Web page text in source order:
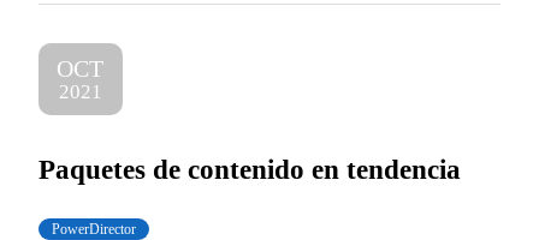
OCT
2021
Paquetes de contenido en tendencia
PowerDirector